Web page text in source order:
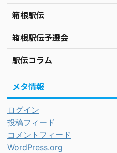
箱根駅伝
箱根駅伝予選会
駅伝コラム
メタ情報
ログイン
投稿フィード
コメントフィード
WordPress.org